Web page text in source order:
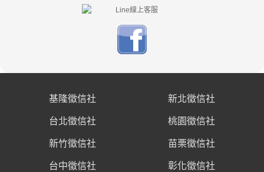
基隆徵信社 新北徵信社
台北徵信社 桃園徵信社
新竹徵信社 苗栗徵信社
台中徵信社 彰化徵信社